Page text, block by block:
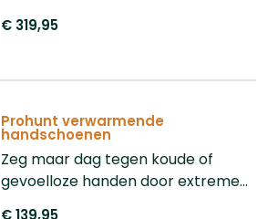
de Tatra Trousers
€ 319,95
Prohunt verwarmende
handschoenen
Zeg maar dag tegen koude of
gevoelloze handen door extreme
€ 139,95